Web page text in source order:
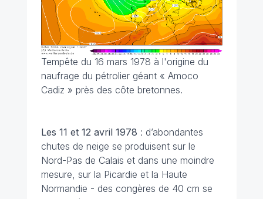
Tempête du 16 mars 1978 à l'origine du
naufrage du pétrolier géant « Amoco
Cadiz » près des côte bretonnes.
Les 11 et 12 avril 1978 : d’abondantes
chutes de neige se produisent sur le
Nord-Pas de Calais et dans une moindre
mesure, sur la Picardie et la Haute
Normandie - des congères de 40 cm se